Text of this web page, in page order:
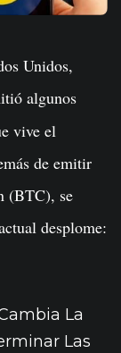
Unidos,
algunos
vive el
de emitir
(BTC), se
desplome:
La
Las